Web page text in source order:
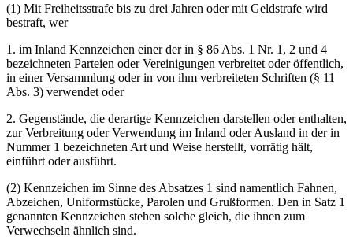
(1) Mit Freiheitsstrafe bis zu drei Jahren oder mit Geldstrafe wird
bestraft, wer
1. im Inland Kennzeichen einer der in § 86 Abs. 1 Nr. 1, 2 und 4
bezeichneten Parteien oder Vereinigungen verbreitet oder öffentlich,
in einer Versammlung oder in von ihm verbreiteten Schriften (§ 11
Abs. 3) verwendet oder
2. Gegenstände, die derartige Kennzeichen darstellen oder enthalten,
zur Verbreitung oder Verwendung im Inland oder Ausland in der in
Nummer 1 bezeichneten Art und Weise herstellt, vorrätig hält,
einführt oder ausführt.
(2) Kennzeichen im Sinne des Absatzes 1 sind namentlich Fahnen,
Abzeichen, Uniformstücke, Parolen und Grußformen. Den in Satz 1
genannten Kennzeichen stehen solche gleich, die ihnen zum
Verwechseln ähnlich sind.